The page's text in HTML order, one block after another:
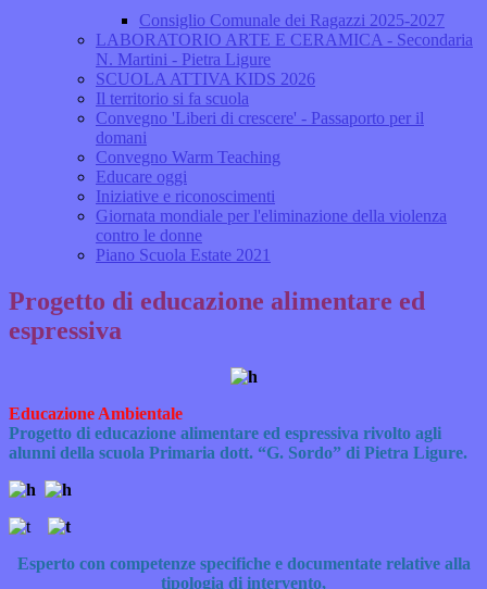
Consiglio Comunale dei Ragazzi 2025-2027
LABORATORIO ARTE E CERAMICA - Secondaria
N. Martini - Pietra Ligure
SCUOLA ATTIVA KIDS 2026
Il territorio si fa scuola
Convegno 'Liberi di crescere' - Passaporto per il
domani
Convegno Warm Teaching
Educare oggi
Iniziative e riconoscimenti
Giornata mondiale per l'eliminazione della violenza
contro le donne
Piano Scuola Estate 2021
Progetto di educazione alimentare ed
espressiva
Educazione Ambientale
Progetto di educazione alimentare ed espressiva rivolto agli
alunni della scuola Primaria dott. “G. Sordo” di Pietra Ligure.
Esperto con competenze specifiche e documentate relative alla
tipologia di intervento,